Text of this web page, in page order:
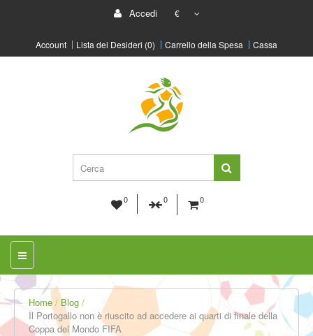
Accedi €
Account Lista dei Desideri (0) Carrello della Spesa Cassa
0 0 0
Home
Blog
Il Portogallo non è riuscito ad accedere ai quarti di finale della
Coppa del Mondo FIFA